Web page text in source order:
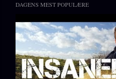
DAGENS MEST POPULÆRE